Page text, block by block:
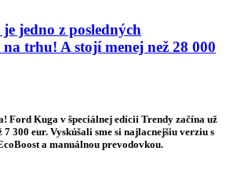
jedno z posledných
trhu! A stojí menej než 28 000
Ford Kuga v špeciálnej edícii Trendy začína už
7 300 eur. Vyskúšali sme si najlacnejšiu verziu s
a manuálnou prevodovkou.